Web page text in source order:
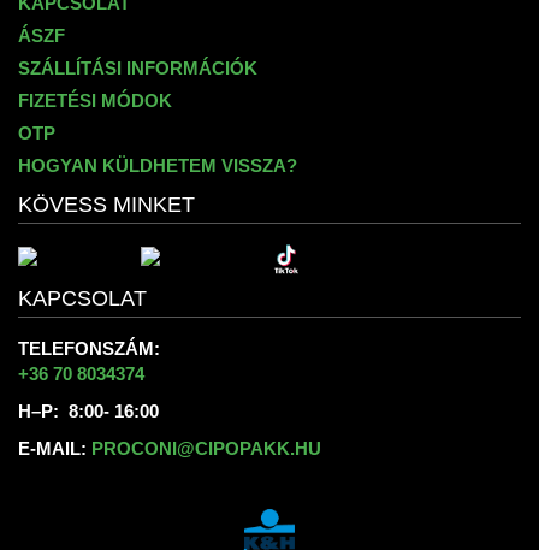
ÁSZF
SZÁLLÍTÁSI INFORMÁCIÓK
FIZETÉSI MÓDOK
OTP
HOGYAN KÜLDHETEM VISSZA?
KÖVESS MINKET
KAPCSOLAT
TELEFONSZÁM:
+36 70 8034374
H–P: 8:00- 16:00
E-MAIL: PROCONI@CIPOPAKK.HU